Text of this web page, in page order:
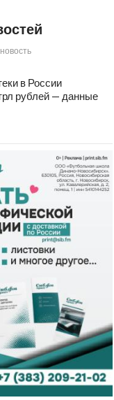
в России
рублей — данные